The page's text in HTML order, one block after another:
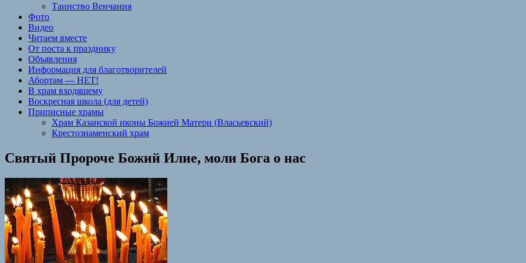
Таинство Венчания
Фото
Видео
Читаем вместе
От поста к празднику
Объявления
Информация для благотворителей
Абортам — НЕТ!
В храм входящему
Воскресная школа (для детей)
Приписные храмы
Храм Казанской иконы Божией Матери (Власьевский)
Крестознаменский храм
Святый Пророче Божий Илие, моли Бога о нас